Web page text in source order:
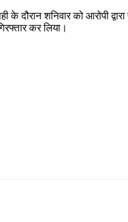
के दौरान शनिवार को आरोपी
कर लिया।